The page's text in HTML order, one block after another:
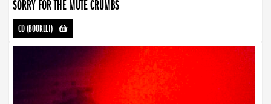
SORRY FOR THE MUTE CRUMBS
CD (BOOKLET)-